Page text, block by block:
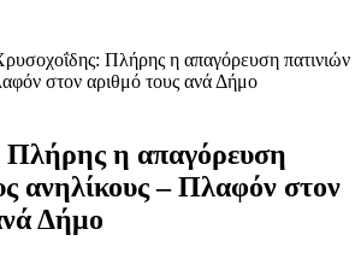
Πλήρης η απαγόρευση πατινιών
στον αριθμό τους ανά Δήμο
Πλήρης η απαγόρευση
ανηλίκους – Πλαφόν στον
Δήμο